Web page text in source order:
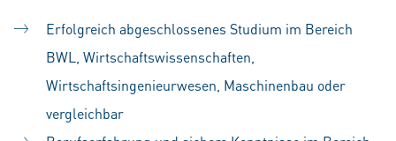
Erfolgreich abgeschlossenes Studium im Bereich
BWL, Wirtschaftswissenschaften,
Wirtschaftsingenieurwesen, Maschinenbau oder
vergleichbar